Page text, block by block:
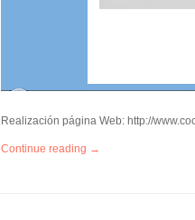
Realización página Web: http://
Continue reading →